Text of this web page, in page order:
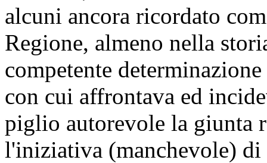
alcuni ancora ricordato
Regione, almeno nella
competente
con cui affrontava ed
piglio autorevole la giunta
l'iniziativa (manchevole) di